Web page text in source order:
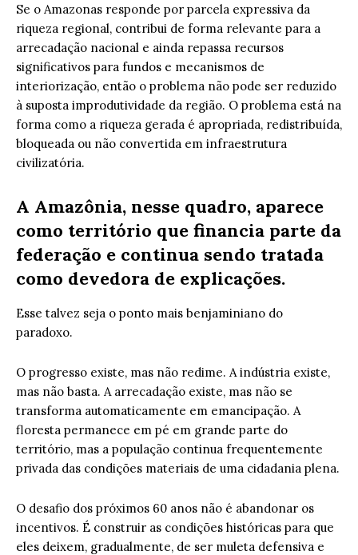
Se o Amazonas responde por parcela expressiva da
riqueza regional, contribui de forma relevante para a
arrecadação nacional e ainda repassa recursos
significativos para fundos e mecanismos de
interiorização, então o problema não pode ser reduzido
à suposta improdutividade da região. O problema está na
forma como a riqueza gerada é apropriada, redistribuída,
bloqueada ou não convertida em infraestrutura
civilizatória.
A Amazônia, nesse quadro, aparece
como território que financia parte da
federação e continua sendo tratada
como devedora de explicações.
Esse talvez seja o ponto mais benjaminiano do
paradoxo.
O progresso existe, mas não redime. A indústria existe,
mas não basta. A arrecadação existe, mas não se
transforma automaticamente em emancipação. A
floresta permanece em pé em grande parte do
território, mas a população continua frequentemente
privada das condições materiais de uma cidadania plena.
O desafio dos próximos 60 anos não é abandonar os
incentivos. É construir as condições históricas para que
eles deixem, gradualmente, de ser muleta defensiva e